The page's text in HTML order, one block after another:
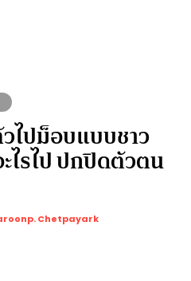
ไปม็อบแบบชาว
ไรไป ปกปิดตัวตน
Chetpayark